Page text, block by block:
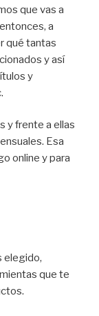
que vas a
a
qué tantas
y así
y
y frente a ellas
Esa
online y para
elegido,
que te